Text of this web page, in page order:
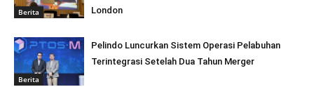
Berita
London
Berita
Pelindo Luncurkan Sistem Operasi Pelabuhan
Terintegrasi Setelah Dua Tahun Merger